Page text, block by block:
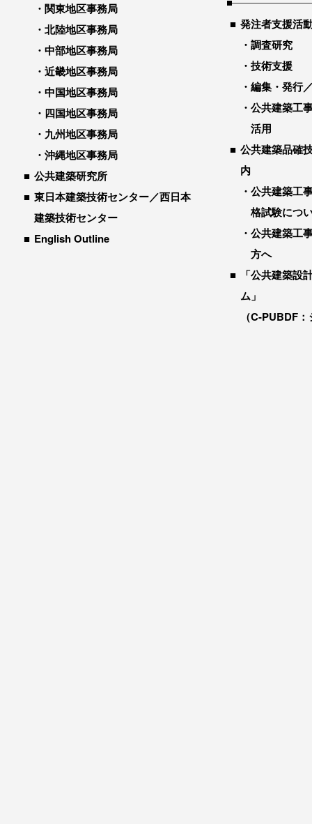
関東地区事務局
北陸地区事務局
中部地区事務局
近畿地区事務局
中国地区事務局
四国地区事務局
九州地区事務局
沖縄地区事務局
公共建築研究所
東日本建築技術センター／西日本
建築技術センター
English Outline
発注者支援活
調査研究
技術支援
編集・発行
公共建築工
活用
公共建築品確
内
公共建築工
格試験につ
公共建築工
方へ
「公共建築設
ム」
（C-PUBDF